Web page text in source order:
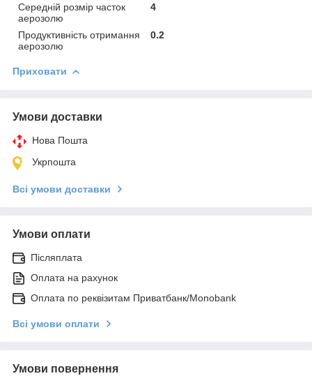
Середній розмір часток
аерозолю
4
Продуктивність отримання
аерозолю
0.2
Приховати
Умови доставки
Нова Пошта
Укрпошта
Всі умови доставки
Умови оплати
Післяплата
Оплата на рахунок
Оплата по реквізитам Приватбанк/Monobank
Всі умови оплати
Умови повернення